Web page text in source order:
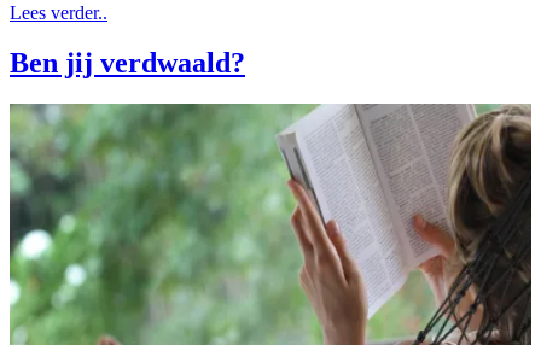
Lees verder..
Ben jij verdwaald?